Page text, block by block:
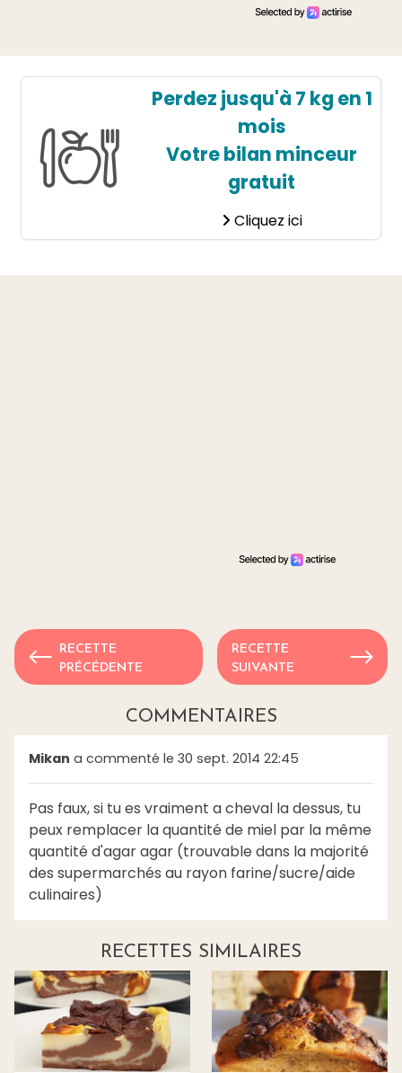
Perdez jusqu'à 7 kg en 1
mois
Votre bilan minceur
gratuit
Cliquez ici
RECETTE
PRÉCÉDENTE
RECETTE
SUIVANTE
COMMENTAIRES
Mikan a commenté le 30 sept. 2014 22:45
Pas faux, si tu es vraiment a cheval la dessus, tu
peux remplacer la quantité de miel par la même
quantité d'agar agar (trouvable dans la majorité
des supermarchés au rayon farine/sucre/aide
culinaires)
RECETTES SIMILAIRES